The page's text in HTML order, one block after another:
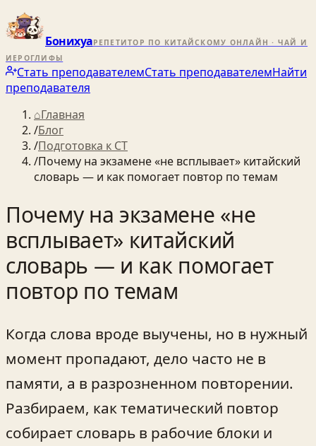
БонихуаРЕПЕТИТОР ПО КИТАЙСКОМУ ОНЛАЙН · ЧАЙ И
ИЕРОГЛИФЫ
Стать преподавателемСтать преподавателемНайти
преподавателя
⌂Главная
/Блог
/Подготовка к CT
/Почему на экзамене «не всплывает» китайский
словарь — и как помогает повтор по темам
Почему на экзамене «не
всплывает» китайский
словарь — и как помогает
повтор по темам
Когда слова вроде выучены, но в нужный
момент пропадают, дело часто не в
памяти, а в разрозненном повторении.
Разбираем, как тематический повтор
собирает словарь в рабочие блоки и